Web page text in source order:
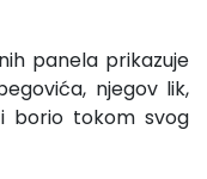
panela prikazuje
njegov lik,
borio tokom svog